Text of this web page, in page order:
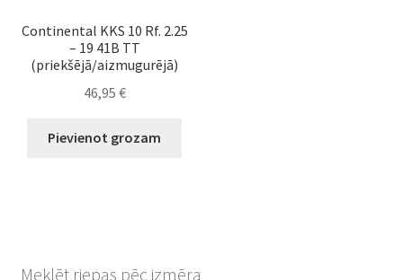
Continental KKS 10 Rf. 2.25
– 19 41B TT
(priekšējā/aizmugurējā)
46,95 €
Pievienot grozam
Meklēt riepas pēc izmēra